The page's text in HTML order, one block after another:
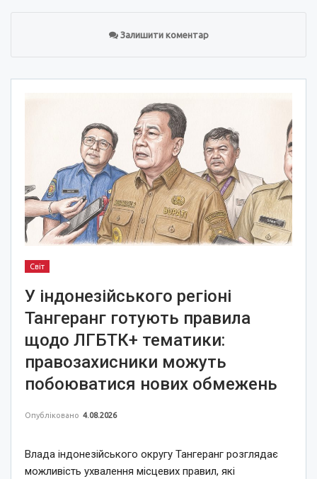
Залишити коментар
Світ
У індонезійського регіоні
Тангеранг готують правила
щодо ЛГБТК+ тематики:
правозахисники можуть
побоюватися нових обмежень
Опубліковано 4.08.2026
Влада індонезійського округу Тангеранг розглядає
можливість ухвалення місцевих правил, які